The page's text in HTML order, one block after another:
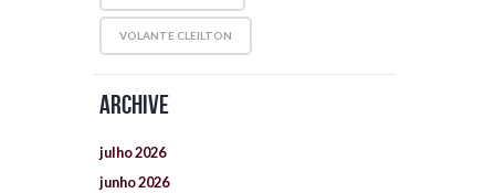
VOLANTE CLEILTON
Archive
julho2026
junho2026